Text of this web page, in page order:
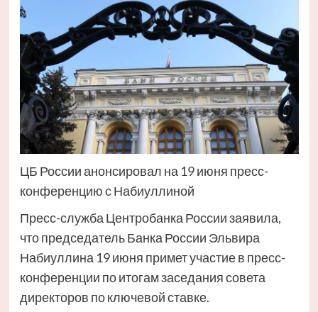
ЦБ России анонсировал на 19 июня пресс-
конференцию с Набиуллиной
Пресс-служба Центробанка России заявила,
что председатель Банка России Эльвира
Набиуллина 19 июня примет участие в пресс-
конференции по итогам заседания совета
директоров по ключевой ставке.